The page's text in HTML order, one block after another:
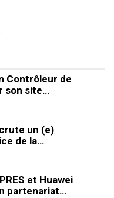
Contrôleur de
son site…
un (e)
de la…
et Huawei
partenariat…